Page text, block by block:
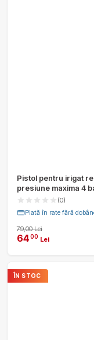
Pistol pentru irigat
presiune maxima 4
(0)
Plată în rate fără
79,00 Lei
6400 Lei
ÎN STOC